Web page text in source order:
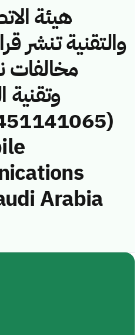
هيئة
والتقنية تنشر
مخالفات
Arabia